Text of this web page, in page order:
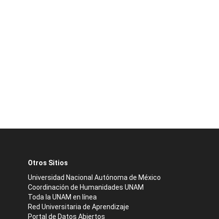
Otros Sitios
Universidad Nacional Autónoma de México
Coordinación de Humanidades UNAM
Toda la UNAM en línea
Red Universitaria de Aprendizaje
Portal de Datos Abiertos